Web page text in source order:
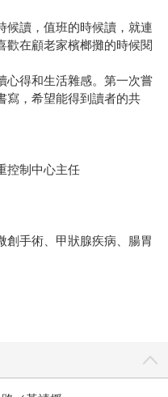
候讀，值班的時候讀，就連
歡在顧老家檳榔攤的時候閱
心得和生活雜感。第一次嘗
寫，希望能得到讀者的共
控制中心主任
創手術、甲狀腺疾病、腸胃